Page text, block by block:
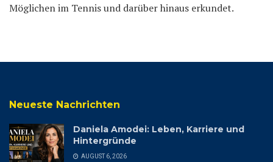
Möglichen im Tennis und darüber hinaus erkundet.
Neueste Nachrichten
Daniela Amodei: Leben, Karriere und
Hintergründe
AUGUST 6, 2026